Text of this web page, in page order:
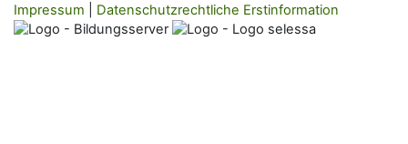
Impressum Datenschutzrechtliche Erstinformation